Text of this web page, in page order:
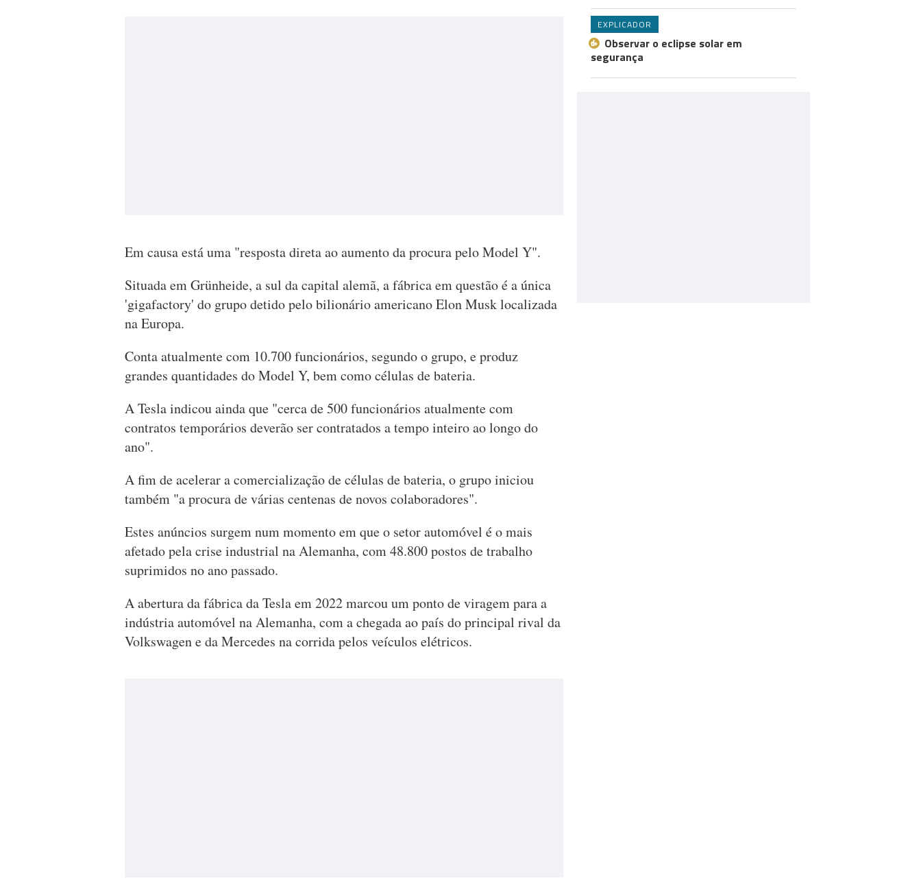
Em causa está uma "resposta direta ao aumento da procura pelo Model Y".
Situada em Grünheide, a sul da capital alemã, a fábrica em questão é a única
'gigafactory' do grupo detido pelo bilionário americano Elon Musk localizada
na Europa.
Conta atualmente com 10.700 funcionários, segundo o grupo, e produz
grandes quantidades do Model Y, bem como células de bateria.
A Tesla indicou ainda que "cerca de 500 funcionários atualmente com
contratos temporários deverão ser contratados a tempo inteiro ao longo do
ano".
A fim de acelerar a comercialização de células de bateria, o grupo iniciou
também "a procura de várias centenas de novos colaboradores".
Estes anúncios surgem num momento em que o setor automóvel é o mais
afetado pela crise industrial na Alemanha, com 48.800 postos de trabalho
suprimidos no ano passado.
A abertura da fábrica da Tesla em 2022 marcou um ponto de viragem para a
indústria automóvel na Alemanha, com a chegada ao país do principal rival da
Volkswagen e da Mercedes na corrida pelos veículos elétricos.
EXPLICADOR
Observar o eclipse solar em
segurança